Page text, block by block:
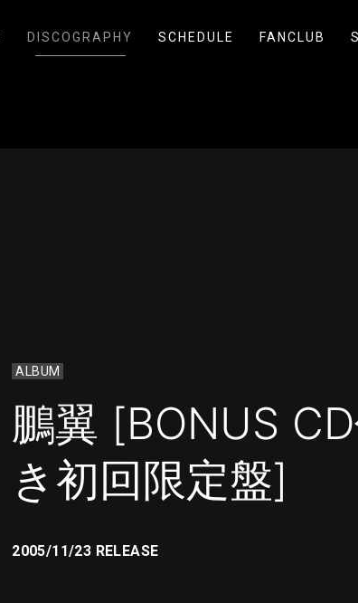
DISCOGRAPHY SCHEDULE FANCLUB
ALBUM
鵬翼 [BONUS
き初回限定盤]
2005/11/23 RELEASE